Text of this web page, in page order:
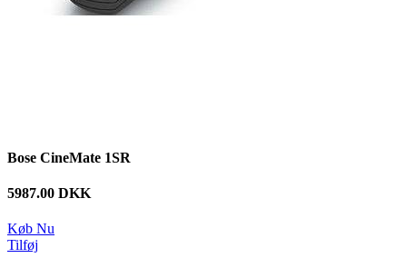
Bose CineMate 1SR
5987.00 DKK
Køb Nu
Tilføj